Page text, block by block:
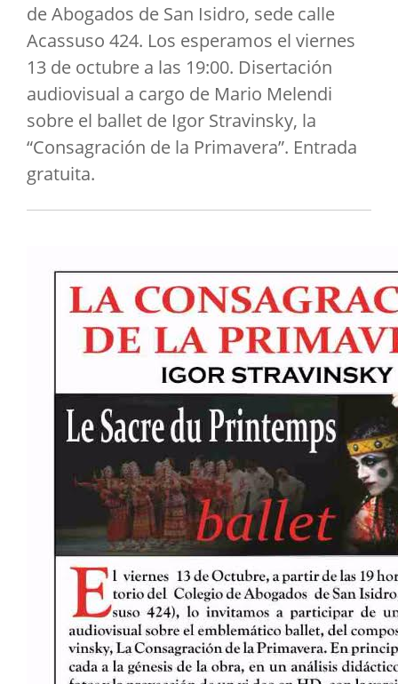
de Abogados de San Isidro, sede calle
Acassuso 424. Los esperamos el viernes
13 de octubre a las 19:00. Disertación
audiovisual a cargo de Mario Melendi
sobre el ballet de Igor Stravinsky, la
“Consagración de la Primavera”. Entrada
gratuita.